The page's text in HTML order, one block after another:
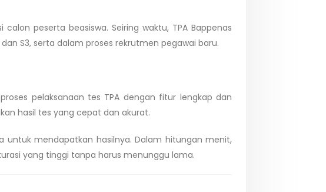
peserta beasiswa. Seiring waktu, TPA Bappenas
S3, serta dalam proses rekrutmen pegawai baru.
pelaksanaan tes TPA dengan fitur lengkap dan
hasil tes yang cepat dan akurat.
untuk mendapatkan hasilnya. Dalam hitungan menit,
yang tinggi tanpa harus menunggu lama.